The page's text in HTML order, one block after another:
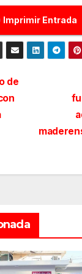
Imprimir Entrada
de